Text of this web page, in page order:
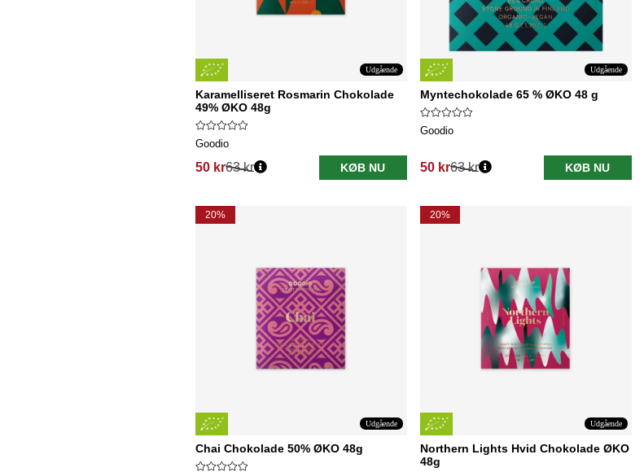
Udgående
Karamelliseret Rosmarin Chokolade
49% ØKO 48g
Goodio
50 kr
Normalpris:
63 kr KØB NU
Udgående
Myntechokolade 65 % ØKO 48 g
Goodio
50 kr
Normalpris:
63 kr KØB NU
20%
Udgående
Chai Chokolade 50% ØKO 48g
20%
Udgående
Northern Lights Hvid Chokolade ØKO
48g